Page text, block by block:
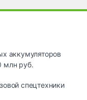
аккумуляторов
млн руб.
спецтехники